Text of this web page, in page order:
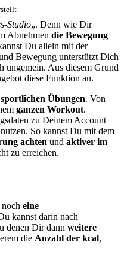
Studio„. Denn wie Dir
Abnehmen die Bewegung
Du allein mit der
Bewegung unterstützt Dich
ungemein. Aus diesem Grund
diese Funktion an.
Übungen. Von
ganzen Workout.
zu Deinem Account
So kannst Du mit dem
achten und aktiver im
zu erreichen.
eine
kannst darin nach
denen Dir dann weitere
die Anzahl der kcal,